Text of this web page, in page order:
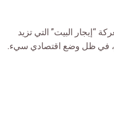
“إيجار البيت” التي تزيد
في ظل وضع اقتصادي سيء.